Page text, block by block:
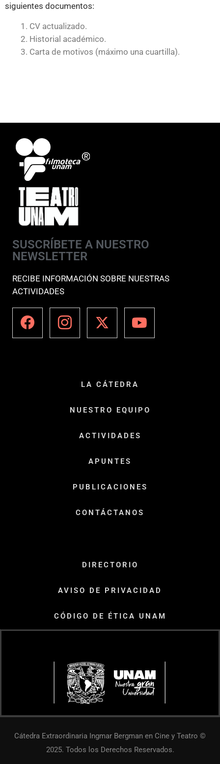
siguientes documentos:
CV actualizado.
Historial académico.
Carta de motivos (máximo una cuartilla).
SUSCRÍBETE A NUESTRO
NEWSLETTER
RECIBE INFORMACIÓN SOBRE NUESTRAS
ACTIVIDADES
LA CÁTEDRA
NUESTRO EQUIPO
ACTIVIDADES
APUNTES
PUBLICACIONES
CONTÁCTANOS
DIRECTORIO
AVISO DE PRIVACIDAD
CÓDIGO DE ÉTICA UNAM
Cátedra Extraordinaria Ingmar Bergman en Cine y Teatro ©
2025. Todos los Derechos Reservados.